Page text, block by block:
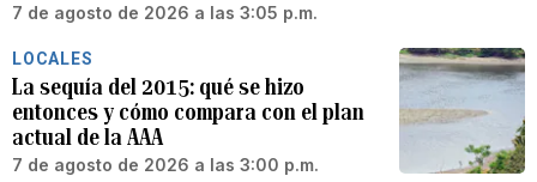
7 de agosto de 2026 a las 3:05 p.m.
LOCALES
La sequía del 2015: qué se hizo
entonces y cómo compara con el plan
actual de la AAA
7 de agosto de 2026 a las 3:00 p.m.